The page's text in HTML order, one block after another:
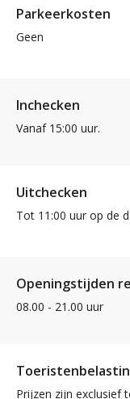
Parkeerkosten
Geen
Inchecken
Vanaf 15:00 uur.
Uitchecken
Tot 11:00 uur op de
Openingstijden
08.00 - 21.00 uur
Prijzen zijn exclusief